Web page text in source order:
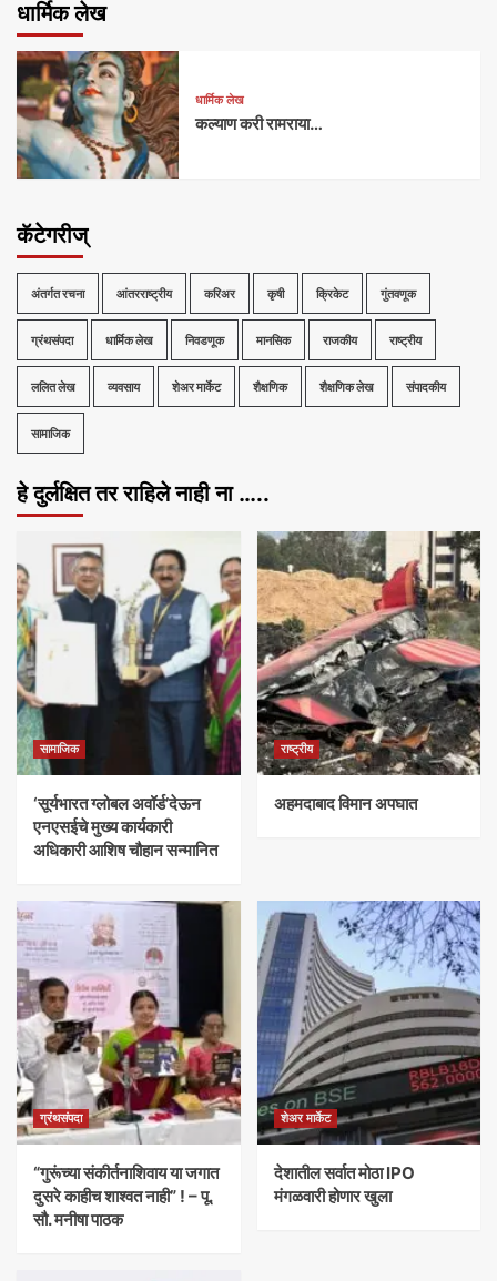
धार्मिक लेख
धार्मिक लेख
कल्याण करी रामराया…
कॅटेगरीज्
अंतर्गत रचना आंतरराष्ट्रीय करिअर कृषी क्रिकेट गुंतवणूक
ग्रंथसंपदा धार्मिक लेख निवडणूक मानसिक राजकीय राष्ट्रीय
ललित लेख व्यवसाय शेअर मार्केट शैक्षणिक शैक्षणिक लेख संपादकीय
सामाजिक
हे दुर्लक्षित तर राहिले नाही ना …..
सामाजिक
‘सूर्यभारत ग्लोबल अवॉर्ड’देऊन
एनएसईचे मुख्य कार्यकारी
अधिकारी आशिष चौहान सन्मानित
राष्ट्रीय
अहमदाबाद विमान अपघात
ग्रंथसंपदा
“गुरूंच्या संकीर्तनाशिवाय या जगात
दुसरे काहीच शाश्वत नाही” ! – पू.
सौ. मनीषा पाठक
शेअर मार्केट
देशातील सर्वात मोठा IPO
मंगळवारी होणार खुला